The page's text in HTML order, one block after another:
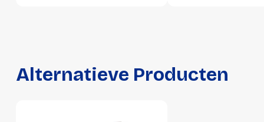
Breedte:
143 millimeter
Alternatieve Producten